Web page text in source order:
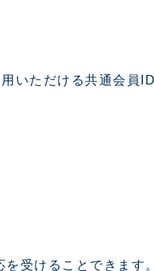
いただける共通会員
受けることできます